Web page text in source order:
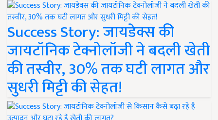
Success Story: जायडेक्स की
जायटॉनिक टेक्नोलॉजी ने बदली खेती
की तस्वीर, 30% तक घटी लागत और
सुधरी मिट्टी की सेहत!